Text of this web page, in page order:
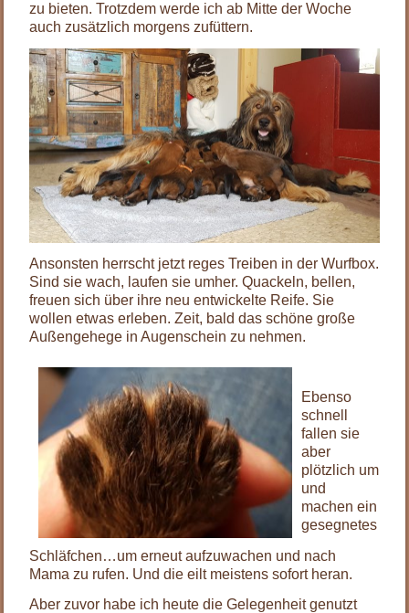
zu bieten. Trotzdem werde ich ab Mitte der Woche
auch zusätzlich morgens zufüttern.
Ansonsten herrscht jetzt reges Treiben in der Wurfbox.
Sind sie wach, laufen sie umher. Quackeln, bellen,
freuen sich über ihre neu entwickelte Reife. Sie
wollen etwas erleben. Zeit, bald das schöne große
Außengehege in Augenschein zu nehmen.
Ebenso
schnell
fallen sie
aber
plötzlich um
und
machen ein
gesegnetes
Schläfchen…um erneut aufzuwachen und nach
Mama zu rufen. Und die eilt meistens sofort heran.
Aber zuvor habe ich heute die Gelegenheit genutzt